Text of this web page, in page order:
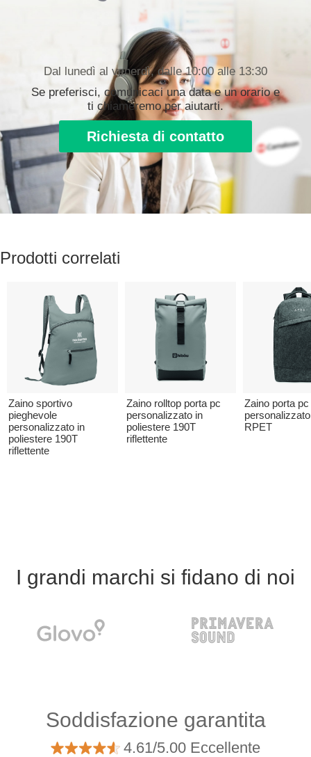
Dal lunedì al venerdì, dalle 10:00 alle 13:30
Se preferisci, comunicaci una data e un orario e
ti chiameremo per aiutarti.
Richiesta di contatto
Prodotti correlati
Zaino sportivo
pieghevole
personalizzato in
poliestere 190T
riflettente
Zaino rolltop porta pc
personalizzato in
poliestere 190T
riflettente
Zaino porta pc
RPET
I grandi marchi si fidano di noi
Soddisfazione garantita
4.61/5.00 Eccellente